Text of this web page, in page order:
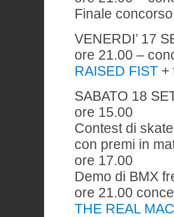
Finale
VENERDI’ 17
ore 21.00 –
RAISED FIST +
SABATO 18
ore 15.00
Contest di
con premi in
ore 17.00
Demo di BMX
ore 21.00
THE REAL